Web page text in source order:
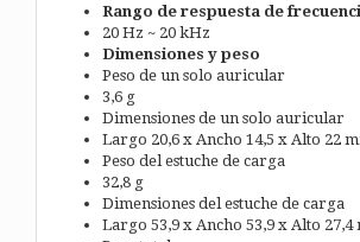
Rango de respuesta de
20 Hz ~ 20 kHz
Dimensiones y peso
Peso de un solo auricular
3,6 g
Dimensiones de un solo auricular
Largo 20,6 x Ancho 14,5 x Alto 22
Peso del estuche de carga
32,8 g
Dimensiones del estuche de carga
Largo 53,9 x Ancho 53,9 x Alto 27,4